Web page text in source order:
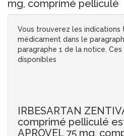
mg, comprimé pelliculé
Vous trouverez les
médicament dans le
paragraphe 1 de la notice.
disponibles
IRBESARTAN
comprimé pelliculé
APROVEL 75 mg,